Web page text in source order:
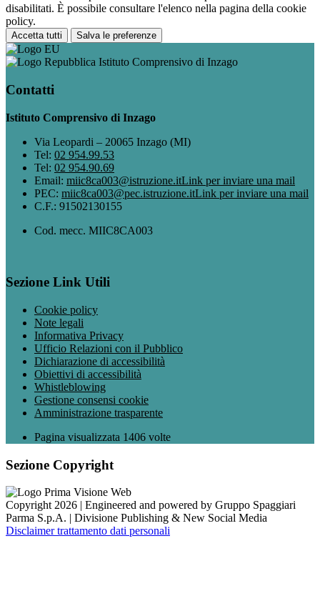
disabilitati. È possibile consultare l'elenco nella pagina della cookie
policy.
Accetta tutti Salva le preferenze
Istituto Comprensivo di Inzago
Contatti
Istituto Comprensivo di Inzago
Via Leopardi – 20065 Inzago (MI)
Tel: 02 954.99.53
Tel: 02 954.90.69
Email: miic8ca003@istruzione.itLink per inviare una mail
PEC: miic8ca003@pec.istruzione.itLink per inviare una mail
C.F.: 91502130155
Cod. mecc. MIIC8CA003
Sezione Link Utili
Cookie policy
Note legali
Informativa Privacy
Ufficio Relazioni con il Pubblico
Dichiarazione di accessibilità
Obiettivi di accessibilità
Whistleblowing
Gestione consensi cookie
Amministrazione trasparente
Pagina visualizzata 1406 volte
Sezione Copyright
Copyright 2026 | Engineered and powered by Gruppo Spaggiari
Parma S.p.A. | Divisione Publishing & New Social Media
Disclaimer trattamento dati personali